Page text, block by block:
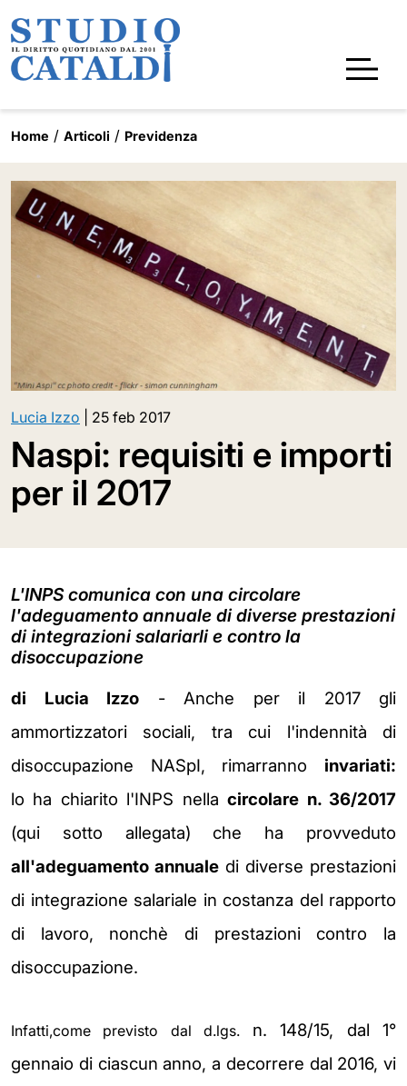
Home Articoli Previdenza
Lucia Izzo 25 feb 2017
Naspi: requisiti e importi
per il 2017
L'INPS comunica con una circolare
l'adeguamento annuale di diverse prestazioni
di integrazioni salariarli e contro la
disoccupazione
di Lucia Izzo - Anche per il 2017 gli
ammortizzatori sociali, tra cui l'indennità di
disoccupazione NASpI, rimarranno invariati:
lo ha chiarito l'INPS nellacircolare n. 36/2017
(qui sotto allegata) che ha provveduto
all'adeguamento annuale di diverse prestazioni
di integrazione salariale in costanza del rapporto
di lavoro, nonchè di prestazioni contro la
disoccupazione.
Infatti,come previsto dal d.lgs. n. 148/15, dal 1°
gennaio di ciascun anno, a decorrere dal 2016, vi